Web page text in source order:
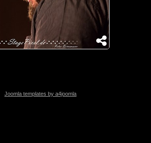
Joomla templates by a4joomla